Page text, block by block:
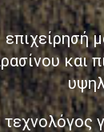
και
τεχνολόγος